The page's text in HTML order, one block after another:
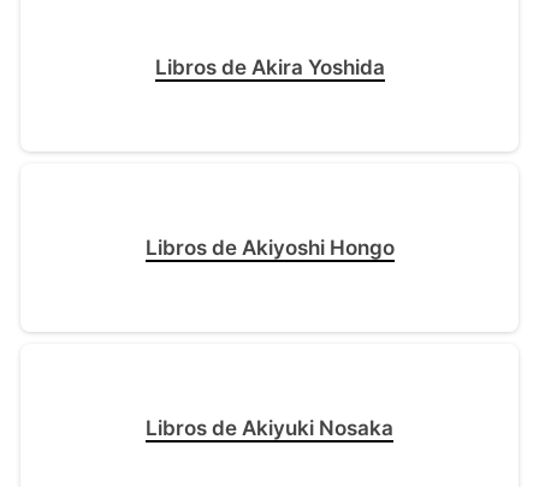
Libros de Akira Yoshida
Libros de Akiyoshi Hongo
Libros de Akiyuki Nosaka